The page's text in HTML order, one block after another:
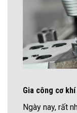
Gia công cơ
Ngày nay, rất